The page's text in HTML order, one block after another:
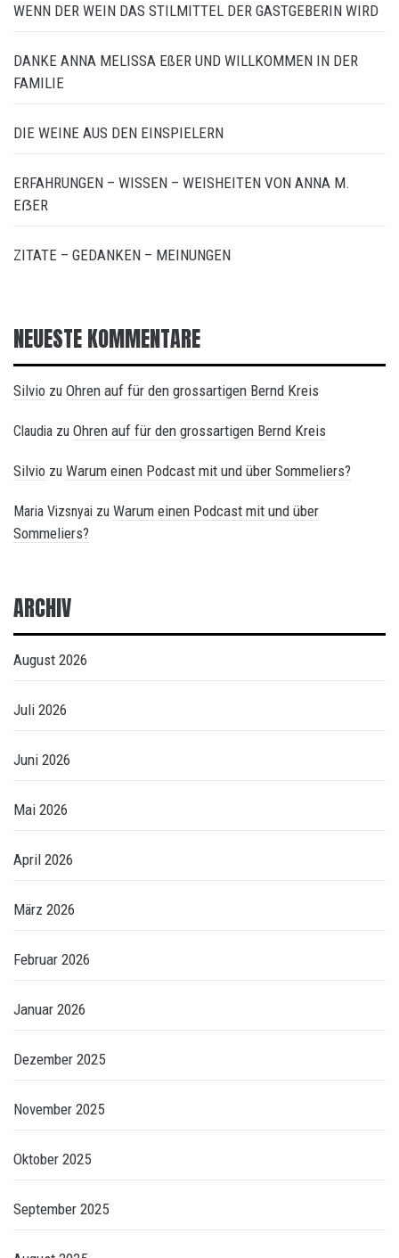
WENN DER WEIN DAS STILMITTEL DER GASTGEBERIN WIRD
DANKE ANNA MELISSA EßER UND WILLKOMMEN IN DER
FAMILIE
DIE WEINE AUS DEN EINSPIELERN
ERFAHRUNGEN – WISSEN – WEISHEITEN VON ANNA M.
EẞER
ZITATE – GEDANKEN – MEINUNGEN
NEUESTE KOMMENTARE
Silvio zu Ohren auf für den grossartigen Bernd Kreis
Claudia zu Ohren auf für den grossartigen Bernd Kreis
Silvio zu Warum einen Podcast mit und über Sommeliers?
Maria Vizsnyai zu Warum einen Podcast mit und über
Sommeliers?
ARCHIV
August 2026
Juli 2026
Juni 2026
Mai 2026
April 2026
März 2026
Februar 2026
Januar 2026
Dezember 2025
November 2025
Oktober 2025
September 2025